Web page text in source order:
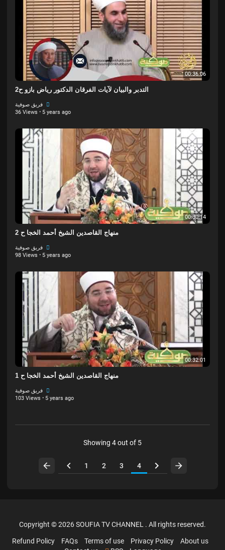
00:36:06
التدبر والبيان لآيات الفرقان الدكتور رياض بازو ح2
36 Views · 5 years ago
00:30:14
منهاج القاصدين الشيخ أحمد الخجا ح 2
98 Views · 5 years ago
00:32:01
منهاج القاصدين الشيخ أحمد الخجا ح 1
103 Views · 5 years ago
Showing 4 out of 5
1 2 3 4
Copyright © 2026 SOUFIA TV CHANNEL . All rights reserved.
Refund Policy FAQs Terms of use Privacy Policy
About us